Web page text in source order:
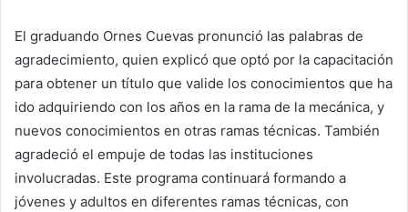
El graduando Ornes Cuevas pronunció las palabras de
agradecimiento, quien explicó que optó por la capacitación
para obtener un título que valide los conocimientos que ha
ido adquiriendo con los años en la rama de la mecánica, y
nuevos conocimientos en otras ramas técnicas. También
agradeció el empuje de todas las instituciones
involucradas. Este programa continuará formando a
jóvenes y adultos en diferentes ramas técnicas, con